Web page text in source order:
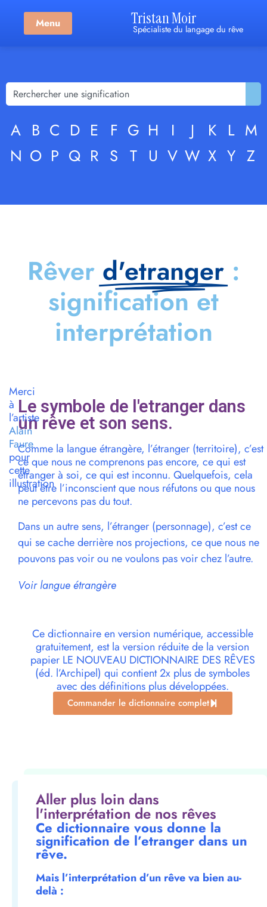
Menu Tristan Moir
Spécialiste du langage du rêve
A B C D E F G H I J K L M
N O P Q R S T U V W X Y Z
Rêver d'etranger :
signification et
interprétation
Le symbole de l'etranger dans
un rêve et son sens.
Comme la langue étrangère, l’étranger (territoire), c’est
ce que nous ne comprenons pas encore, ce qui est
étranger à soi, ce qui est inconnu. Quelquefois, cela
peut être l’inconscient que nous réfutons ou que nous
ne percevons pas du tout.
Dans un autre sens, l’étranger (personnage), c’est ce
qui se cache derrière nos projections, ce que nous ne
pouvons pas voir ou ne voulons pas voir chez l’autre.
Voir langue étrangère
Ce dictionnaire en version numérique, accessible
gratuitement, est la version réduite de la version
papier LE NOUVEAU DICTIONNAIRE DES RÊVES
(éd. l’Archipel) qui contient 2x plus de symboles
avec des définitions plus développées.
Commander le dictionnaire complet
Aller plus loin dans
l'interprétation de nos rêves
Ce dictionnaire vous donne la
signification de l’etranger dans un
rêve.
Mais l’interprétation d’un rêve va bien au-
delà :
Merci
à
l’artiste
Alain
Faure
pour
cette
illustration